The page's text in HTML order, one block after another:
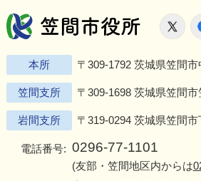
笠間市
X
本所 〒309-1792 茨城県笠間
笠間支所 〒309-1698 茨城県笠間
岩間支所 〒319-0294 茨城県笠間
電話番号: 0296-77-1101
(友部・笠間地区内からは